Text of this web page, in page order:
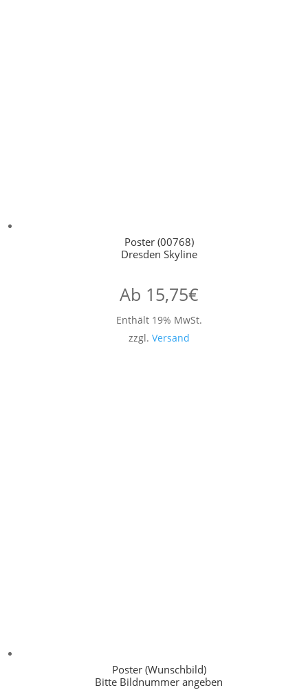
Poster (00768)
Dresden Skyline
Ab 15,75€
Enthält 19% MwSt.
zzgl. Versand
Poster (Wunschbild)
Bitte Bildnummer angeben